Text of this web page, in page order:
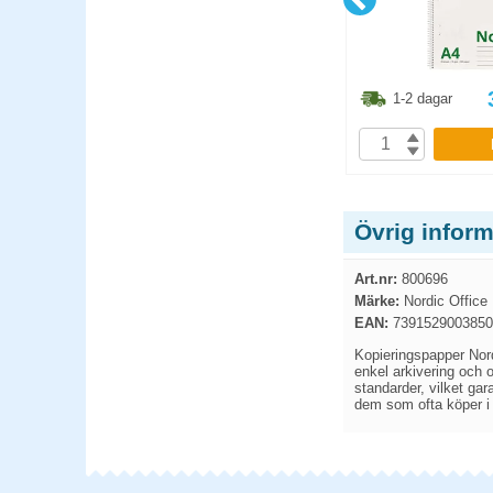
1-2 dagar
Övrig
Art.nr: 800696
Märke: Nordic Office
EAN: 7391529003850
Kopieringspapper
enkel arkivering och
standarder, vilket
dem som ofta köper